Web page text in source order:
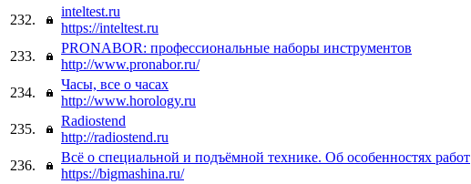
232.
inteltest.ru
https://inteltest.ru
233.
PRONABOR: профессиональные наборы инструментов
http://www.pronabor.ru/
234.
Часы, все о часах
http://www.horology.ru
235.
Radiostend
http://radiostend.ru
236.
Всё о специальной и подъёмной технике. Об особенностях работ
https://bigmashina.ru/